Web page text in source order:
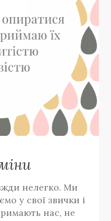
нелегко. Ми
у свої звички і
нас, не